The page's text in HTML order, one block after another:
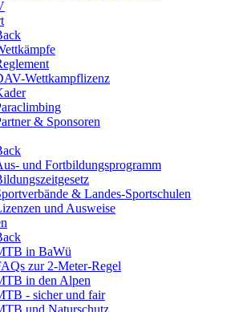
Wettkampflizenz
& Sponsoren
und Fortbildungsprogramm
& Landes-Sportschulen
und Ausweise
in BaWü
zur 2-Meter-Regel
in den Alpen
- sicher und fair